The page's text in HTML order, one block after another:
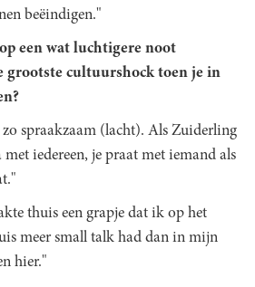
beëindigen."
een wat luchtigere noot
grootste cultuurshock toen je in
spraakzaam (lacht). Als Zuiderling
iedereen, je praat met iemand als
thuis een grapje dat ik op het
meer small talk had dan in mijn
hier."